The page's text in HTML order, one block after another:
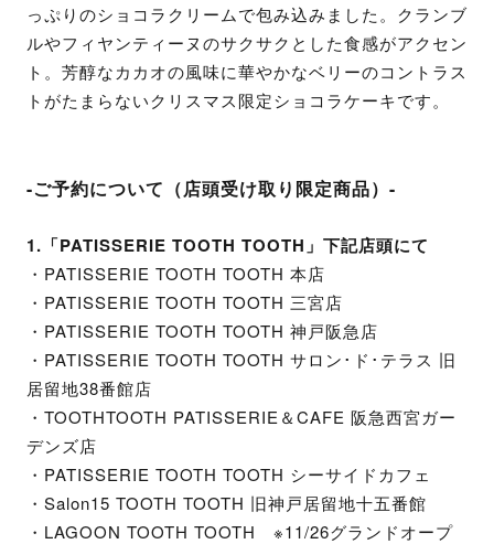
っぷりのショコラクリームで包み込みました。​クランブ
ルやフィヤンティーヌのサクサクとした食感がアクセン
ト。芳醇なカカオの風味に華やかなベリーのコントラス
トがたまらないクリスマス限定ショコラケーキです。
-ご予約について（店頭受け取り限定商品）-
1.「PATISSERIE TOOTH TOOTH」下記店頭にて
・PATISSERIE TOOTH TOOTH 本店
・PATISSERIE TOOTH TOOTH 三宮店
・PATISSERIE TOOTH TOOTH 神戸阪急店
・PATISSERIE TOOTH TOOTH サロン･ド･テラス 旧
居留地38番館店
・TOOTHTOOTH PATISSERIE＆CAFE 阪急西宮ガー
デンズ店
・PATISSERIE TOOTH TOOTH シーサイドカフェ
・Salon15 TOOTH TOOTH 旧神戸居留地十五番館
・LAGOON TOOTH TOOTH ※11/26グランドオープ